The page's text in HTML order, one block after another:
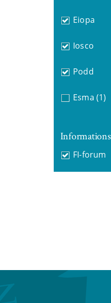
Eiopa
Iosco
Podd
Esma (1)
FI-forum